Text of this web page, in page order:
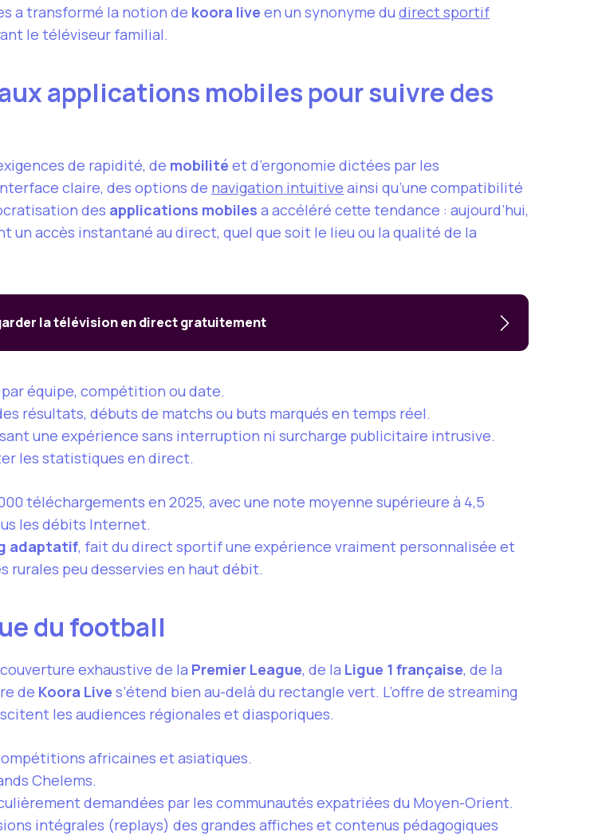
a transformé la notion de koora live en un synonyme du direct sportif
le téléviseur familial.
applications mobiles pour suivre des
de rapidité, de mobilité et d’ergonomie dictées par les
claire, des options de navigation intuitive ainsi qu’une compatibilité
des applications mobiles a accéléré cette tendance : aujourd’hui,
un accès instantané au direct, quel que soit le lieu ou la qualité de la
la télévision en direct gratuitement
équipe, compétition ou date.
résultats, débuts de matchs ou buts marqués en temps réel.
une expérience sans interruption ni surcharge publicitaire intrusive.
les statistiques en direct.
téléchargements en 2025, avec une note moyenne supérieure à 4,5
les débits Internet.
adaptatif, fait du direct sportif une expérience vraiment personnalisée et
rurales peu desservies en haut débit.
du football
exhaustive de la Premier League, de la Ligue 1 française, de la
de Koora Live s’étend bien au-delà du rectangle vert. L’offre de streaming
les audiences régionales et diasporiques.
africaines et asiatiques.
Chelems.
demandées par les communautés expatriées du Moyen-Orient.
intégrales (replays) des grandes affiches et contenus pédagogiques